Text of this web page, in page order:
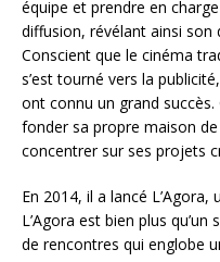
équipe et prendre en
diffusion, révélant ainsi son
Conscient que le cinéma
s’est tourné vers la
ont connu un grand succès.
fonder sa propre maison
concentrer sur ses projets
En 2014, il a lancé
L’Agora est bien plus qu’un
de rencontres qui englobe